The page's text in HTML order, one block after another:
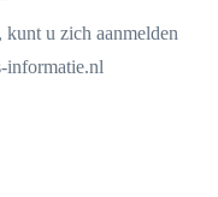
u zich aanmelden
informatie.nl